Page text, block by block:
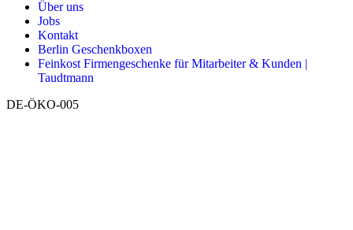
Über uns
Jobs
Kontakt
Berlin Geschenkboxen
Feinkost Firmengeschenke für Mitarbeiter & Kunden |
Taudtmann
DE-ÖKO-005